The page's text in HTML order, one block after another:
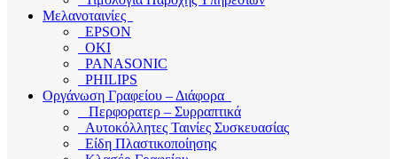
Μελανοταινίες
EPSON
OKI
PANASONIC
PHILIPS
Οργάνωση Γραφείου – Διάφορα
Περφορατερ – Συρραπτικά
Αυτοκόλλητες Ταινίες Συσκευασίας
Είδη Πλαστικοποίησης